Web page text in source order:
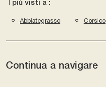
I più visti a :
Abbiategrasso Corsico
Continua a navigare